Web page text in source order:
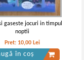
în coș
gaseste jocuri in timpul
noptii
Pret: 10,00 Lei
în coș